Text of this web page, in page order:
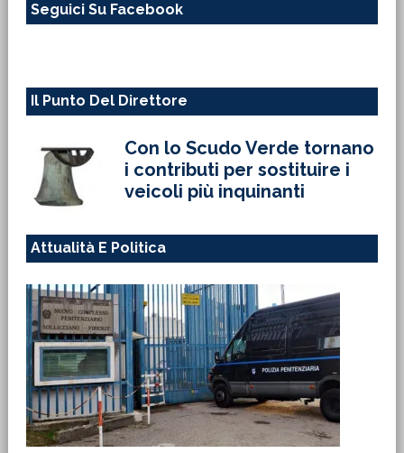
sito
Seguici Su Facebook
Il Punto Del Direttore
Con lo Scudo Verde tornano
i contributi per sostituire i
veicoli più inquinanti
Attualità E Politica